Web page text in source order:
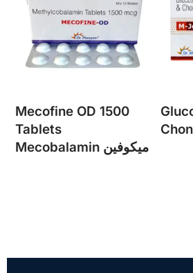
Mecofine OD 1500
Tablets
Mecobalamin ميكوفين